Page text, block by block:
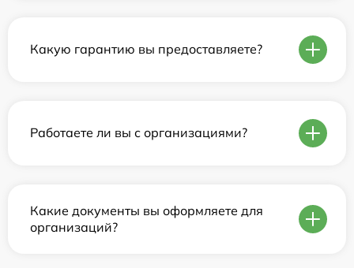
Какую гарантию вы предоставляете?
Работаете ли вы с организациями?
Какие документы вы оформляете для
организаций?